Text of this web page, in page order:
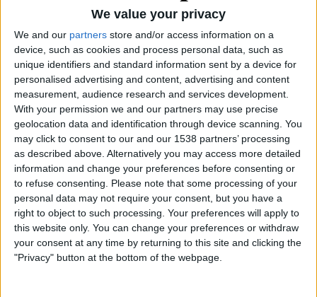
We value your privacy
We and our partners store and/or access information on a
device, such as cookies and process personal data, such as
unique identifiers and standard information sent by a device for
personalised advertising and content, advertising and content
measurement, audience research and services development.
With your permission we and our partners may use precise
geolocation data and identification through device scanning. You
may click to consent to our and our 1538 partners’ processing
as described above. Alternatively you may access more detailed
information and change your preferences before consenting or
to refuse consenting.
Please note that some processing of your
personal data may not require your consent, but you have a
right to object to such processing. Your preferences will apply to
this website only. You can change your preferences or withdraw
your consent at any time by returning to this site and clicking the
"Privacy" button at the bottom of the webpage.
A parer dels ecologistes, cal forçar un «canvi de
rumb» perquè si no el procés de degradació no
tendrà aturall i es posarà en risc la sostenibilitat,
un valor tan preuat a l’illa, asseguren: «Cal un cop
de timó que torni Menorca al camí de la
sostenibilitat».
El GOB emmarca aquesta mobilització, com
d’altres, en la campanya que va titularVia
Menorcaque intenta alerta la ciutadania que
«l’illaestà a punt de perdre el control
d’aspectes essencialsque són els que han
permès que el model menorquí mantingués unes
diferències substancials» respecte a les altres illes.